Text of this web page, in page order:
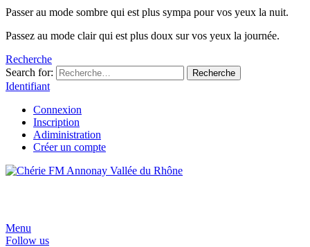
Passer au mode sombre qui est plus sympa pour vos yeux la nuit.
Passez au mode clair qui est plus doux sur vos yeux la journée.
Recherche
Search for:
Recherche
Identifiant
Connexion
Inscription
Adiministration
Créer un compte
Menu
Follow us